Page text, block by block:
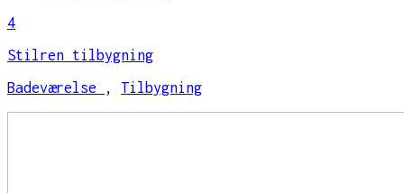
4
Stilren tilbygning
Badeværelse
, Tilbygning